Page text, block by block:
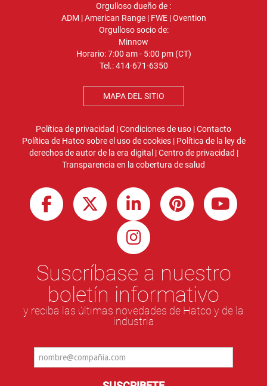
Orgulloso dueño de :
ADM |American Range| FWE|Ovention
Orgulloso socio de:
Minnow
Horario: 7:00 am - 5:00 pm (CT)
Tel.:414-671-6350
MAPA DEL SITIO
Política de privacidad |Condiciones de uso |Contacto
Política de Hatco sobre el uso de cookies| Política de la ley de
derechos de autor de la era digital |Centro de privacidad |
Transparencia en la cobertura de salud
Suscríbase a nuestro
boletín informativo
y reciba las últimas novedades de Hatco y de la
industria